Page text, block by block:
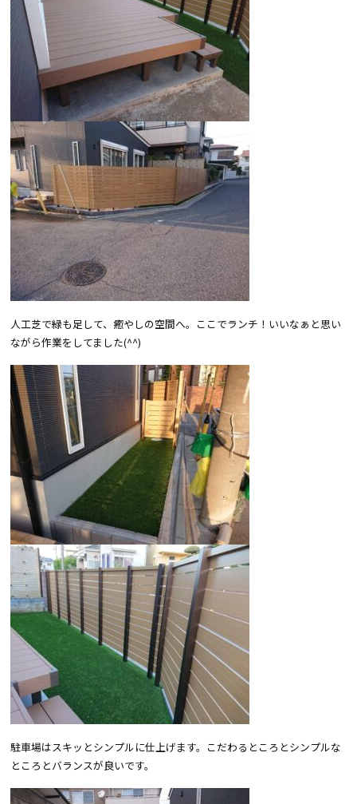
人工芝で緑も足して、癒やしの空間へ。ここでランチ！いいなぁと思い
ながら作業をしてました(^^)
駐車場はスキッとシンプルに仕上げます。こだわるところとシンプルな
ところとバランスが良いです。